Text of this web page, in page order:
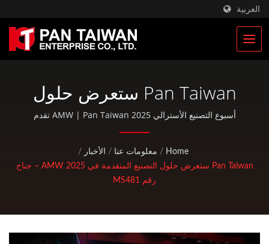
العربية
Pan Taiwan ستعرض حلول
التصنيع المتقدمة في AMW
شركة تصنيع قطع سيارات من
ألياف الكربون وقطع دراجات
الجبال | Pan Taiwan
أسبوع التصنيع الأسترالي 2025 AMW | Pan Taiwan تقدم
خدمات OEM / ODM مثل خدمة حقن البلاستيك، الصب بالقالب،
الدراجات الهوائية والنشاطات الخارجية القياسية.
Home
/ معلومات عنا / الأخبار
/
Pan Taiwan ستعرض حلول التصنيع المتقدمة في AMW 2025 – جناح
رقم MS481